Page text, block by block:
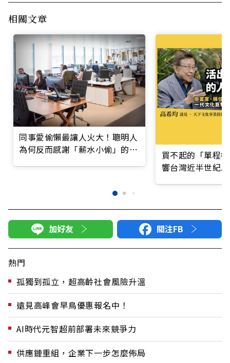
相關文章
同事愛偷懶最讓人火大！聰明人
為何反而感謝「薪水小偷」的存
買不起的「單程
響台灣近半世紀
加好友 關注FB
熱門
孤獨到孤立，超高齡社會風險升溫
遠見高峰會早鳥優惠報名中！
AI時代元智超前部署未來競爭力
供應鏈重組，企業下一步怎麼佈局